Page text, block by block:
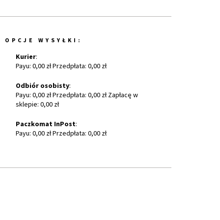
OPCJE WYSYŁKI:
Kurier:
Payu: 0,00 zł Przedpłata: 0,00 zł
Odbiór osobisty:
Payu: 0,00 zł Przedpłata: 0,00 zł Zapłacę w
sklepie: 0,00 zł
Paczkomat InPost:
Payu: 0,00 zł Przedpłata: 0,00 zł